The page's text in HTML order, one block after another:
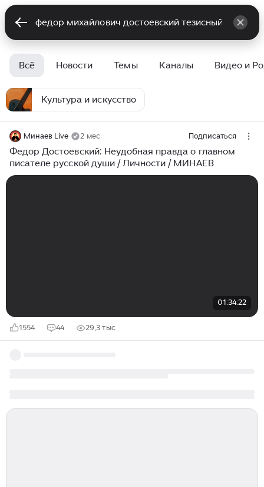
Всё Новости Темы Каналы Видео и
Культура и искусство
Минаев Live 2 мес Подписаться
Федор Достоевский: Неудобная правда о главном
писателе русской души / Личности / МИНАЕВ
01:34:22
1554 44 29,3 тыс